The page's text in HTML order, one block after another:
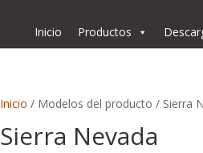
Inicio Productos
Inicio / Modelos del producto / Sierra
Sierra Nevada